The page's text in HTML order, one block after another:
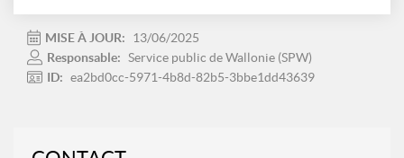
MISE À JOUR:
13/06/2025
Responsable: Service public de Wallonie (SPW)
ID: ea2bd0cc-5971-4b8d-82b5-3bbe1dd43639